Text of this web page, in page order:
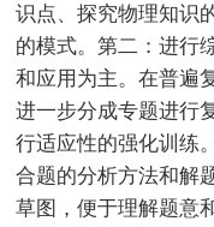
识点、探究物理知识
的模式。第二：进行
和应用为主。在普遍
进一步分成专题进行
行适应性的强化训练
合题的分析方法和解
草图，便于理解题意